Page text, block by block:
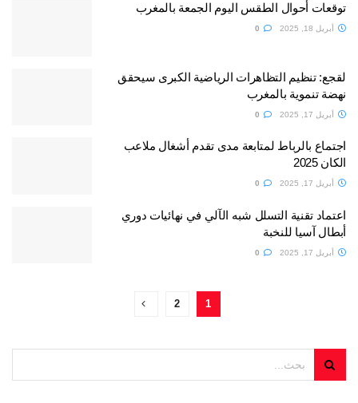
توقعات أحوال الطقس اليوم الجمعة بالمغرب
أبريل 18, 2025
لقجع: تنظيم التظاهرات الرياضية الكبرى سيحقق
نهضة تنموية بالمغرب
أبريل 17, 2025
اجتماع بالرباط لمتابعة مدى تقدم أشغال ملاعب
الكان 2025
أبريل 17, 2025
اعتماد تقنية التسلل شبه الآلي في نهائيات دوري
أبطال آسيا للنخبة
أبريل 17, 2025
1
2